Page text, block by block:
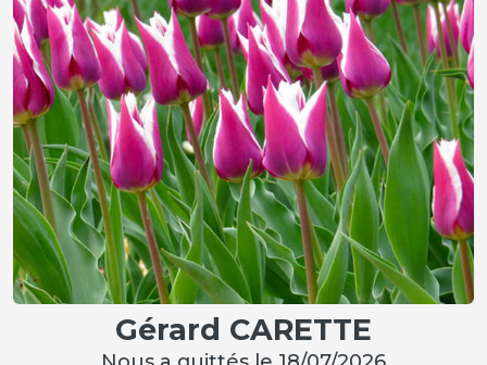
Gérard CARETTE